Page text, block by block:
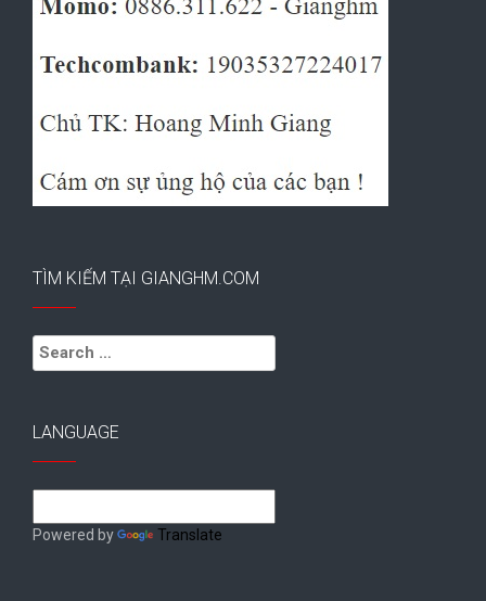
TÌM KIẾM TẠI GIANGHM.COM
Search
for:
LANGUAGE
Powered by Translate